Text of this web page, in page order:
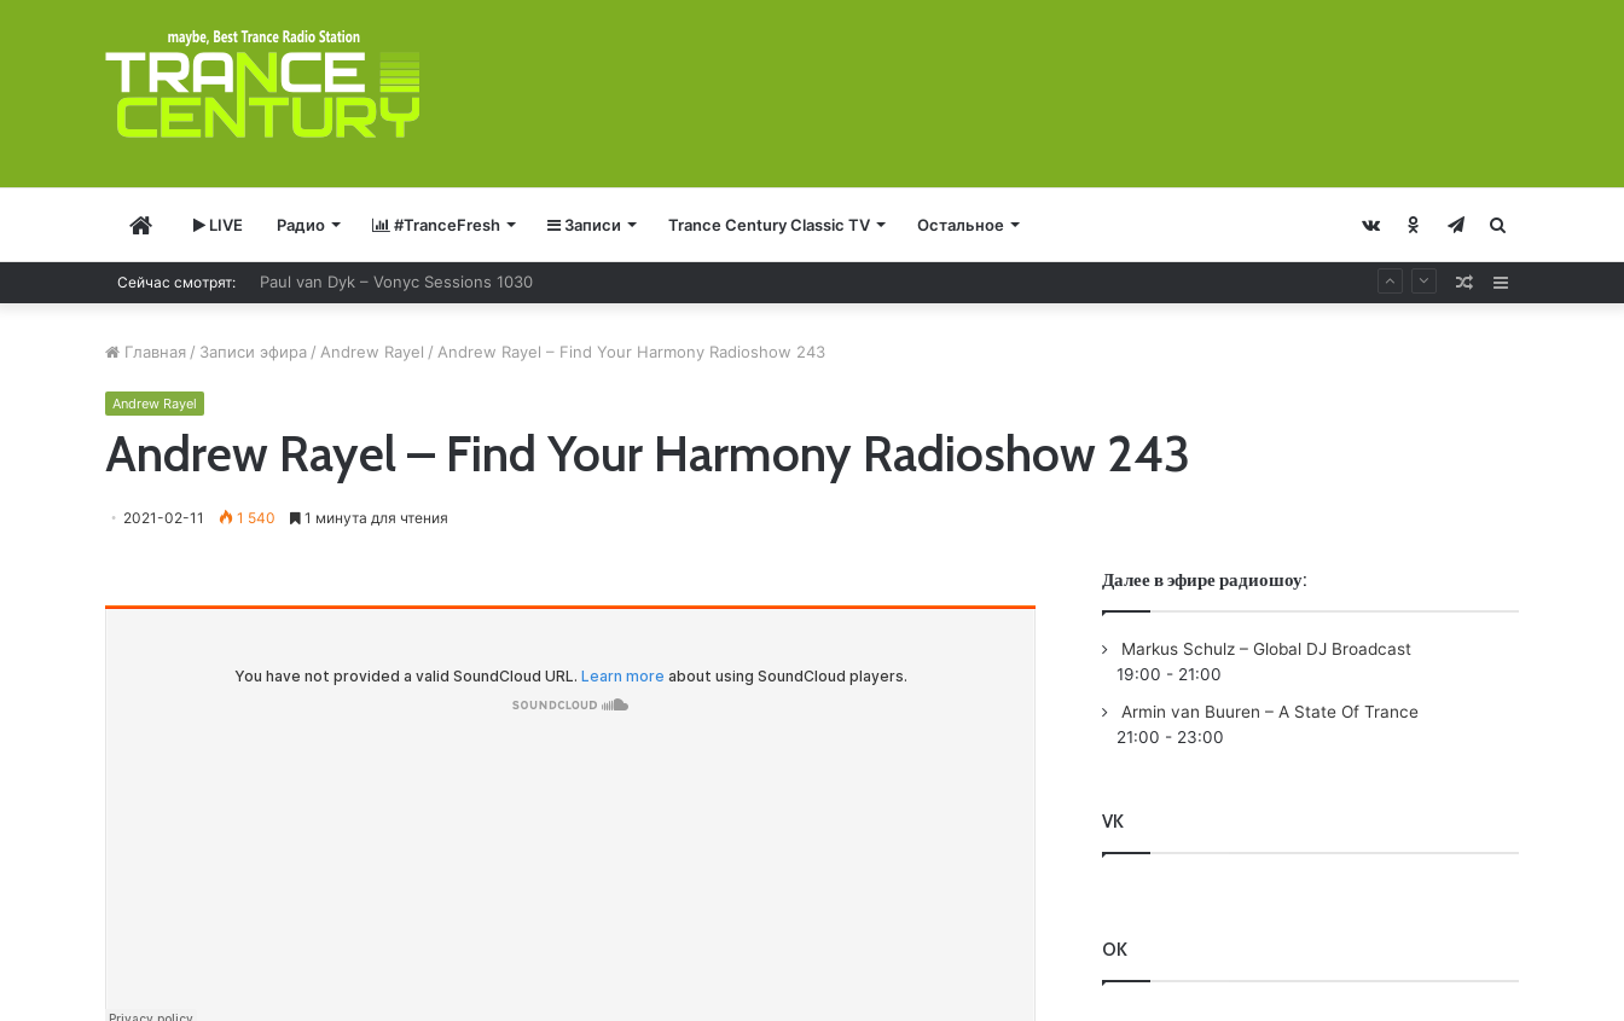
ГлавнаяLIVE Радио #TranceFresh Записи Trance Century Classic TV Остальное Telegram
Odnoklassniki
vk.com
Сейчас смотрят: Paul van Dyk – Vonyc Sessions 1030 Случайная
Главная / Записи эфира / Andrew Rayel / Andrew Rayel – Find Your Harmony Radioshow 243
Andrew Rayel
Andrew Rayel – Find Your Harmony Radioshow 243
2021-02-11 1 540 1 минута для чтения
Далее в эфире радиошоу:
Markus Schulz – Global DJ Broadcast
19:00 - 21:00
Armin van Buuren – A State Of Trance
21:00 - 23:00
VK
OK